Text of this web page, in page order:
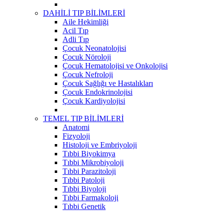
DAHİLİ TIP BİLİMLERİ
Aile Hekimliği
Acil Tıp
Adli Tıp
Çocuk Neonatolojisi
Çocuk Nöroloji
Çocuk Hematolojisi ve Onkolojisi
Çocuk Nefroloji
Çocuk Sağlığı ve Hastalıkları
Çocuk Endokrinolojisi
Çocuk Kardiyolojisi
TEMEL TIP BİLİMLERİ
Anatomi
Fizyoloji
Histoloji ve Embriyoloji
Tıbbi Biyokimya
Tıbbi Mikrobiyoloji
Tıbbi Parazitoloji
Tıbbi Patoloji
Tıbbi Biyoloji
Tıbbi Farmakoloji
Tıbbi Genetik